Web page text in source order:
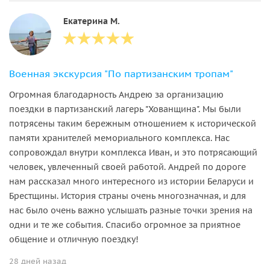
Екатерина М.
Военная экскурсия "По партизанским тропам"
Огромная благодарность Андрею за организацию
поездки в партизанский лагерь "Хованщина". Мы были
потрясены таким бережным отношением к исторической
памяти хранителей мемориального комплекса. Нас
сопровождал внутри комплекса Иван, и это потрясающий
человек, увлеченный своей работой. Андрей по дороге
нам рассказал много интересного из истории Беларуси и
Брестщины. История страны очень многозначная, и для
нас было очень важно услышать разные точки зрения на
одни и те же события. Спасибо огромное за приятное
общение и отличную поездку!
28 дней назад